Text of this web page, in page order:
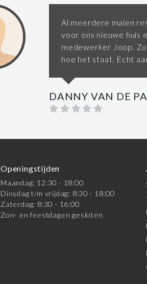
Al meerdere malen
voor ons nieuwe huis
medewerker Joop.
hoe het staat. Echt
DANNY VAN DE
Openingstijden
Maandag: 12:30 - 18:00
Dinsdag t/m vrijdag: 8:30 - 18:00
Zaterdag: 8:30 - 16:00
Zon- en feestdagen gesloten